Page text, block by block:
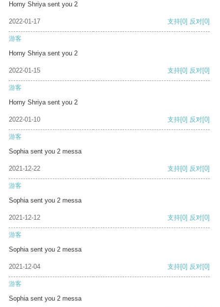
Horny Shriya sent you 2
2022-01-17 支持[0] 反对[0]
游客
Horny Shriya sent you 2
2022-01-15 支持[0] 反对[0]
游客
Horny Shriya sent you 2
2022-01-10 支持[0] 反对[0]
游客
Sophia sent you 2 messa
2021-12-22 支持[0] 反对[0]
游客
Sophia sent you 2 messa
2021-12-12 支持[0] 反对[0]
游客
Sophia sent you 2 messa
2021-12-04 支持[0] 反对[0]
游客
Sophia sent you 2 messa